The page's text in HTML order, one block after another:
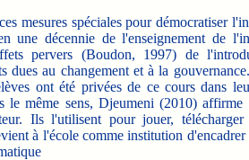
mesures spéciales pour démocratiser
une décennie de l'enseignement de
pervers (Boudon, 1997) de
dues au changement et à la
ont été privées de ce cours dans
le même sens, Djeumeni (2010) affirme
Ils l'utilisent pour jouer,
à l'école comme institution